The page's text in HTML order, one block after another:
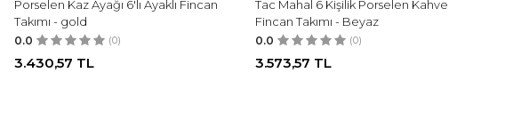
Porselen Kaz Ayağı 6'lı Ayaklı Fincan
Takımı - gold
0.0 (0)
3.430,57 TL
Tac Mahal 6 Kişilik Porselen Kahve
Fincan Takımı - Beyaz
0.0 (0)
3.573,57 TL